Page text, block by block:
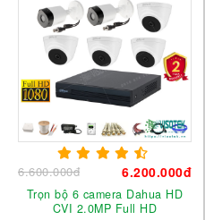
6.600.000đ 6.200.000đ
Trọn bộ 6 camera Dahua HD
CVI 2.0MP Full HD